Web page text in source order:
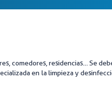
comedores, residencias… Se
en la limpieza y